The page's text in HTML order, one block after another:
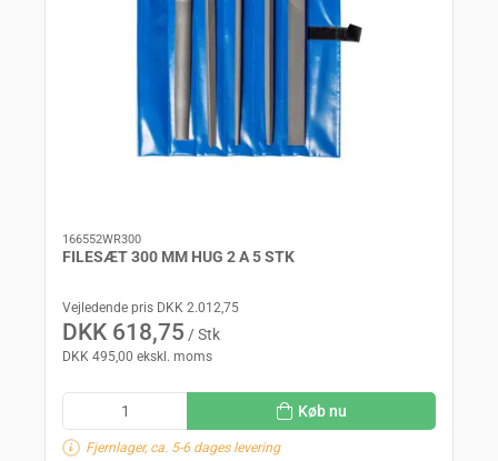
166552WR300
FILESÆT 300 MM HUG 2 A 5 STK
Vejledende pris DKK 2.012,75
DKK 618,75 / Stk
DKK 495,00 ekskl. moms
Køb nu
Fjernlager, ca. 5-6 dages levering